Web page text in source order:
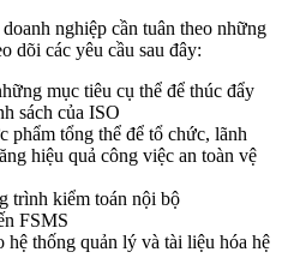
nghiệp cần tuân theo những
dõi các yêu cầu sau đây:
mục tiêu cụ thể để thúc đẩy
sách của ISO
phẩm tổng thể để tổ chức, lãnh
hiệu quả công việc an toàn vệ
trình kiểm toán nội bộ
FSMS
hệ thống quản lý và tài liệu hóa hệ